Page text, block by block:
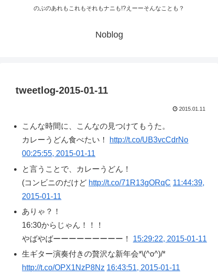
のぶのあれもこれもそれもナニも!?えーーそんなことも？
Noblog
tweetlog-2015-01-11
2015.01.11
こんな時間に、こんなの見つけてもうた。
カレーうどん食べたい！
http://t.co/UB3vcCdrNo
00:25:55, 2015-01-11
と言うことで、カレーうどん！
(コンビニのだけど http://t.co/71R13gORqC 11:44:39,
2015-01-11
ありゃ？！
16:30からじゃん！！！
やばやばーーーーーーーーー！ 15:29:22, 2015-01-11
生ギター演奏付きの贅沢な新年会*\(^o^)/*
http://t.co/OPX1NzP8Nz 16:43:51, 2015-01-11